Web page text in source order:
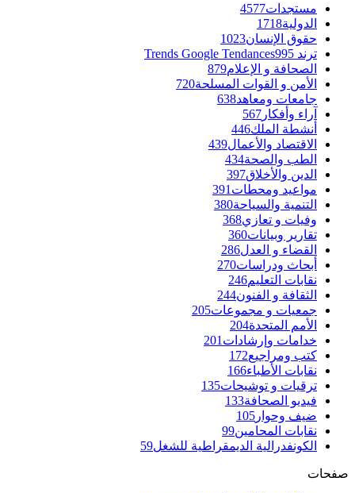
مستجدات4577
الدولية1718
حقوق الإنسان1023
ترند Trends Google Tendances 995
الصحافة و الإعلام879
الأمن و القوات المسلحة720
جامعات ومعاهد638
آراء وأفكار 567
أنشطة الملك446
الاقتصاد والأعمال439
الطب والصحة434
الدين والأخلاق397
مواعيد ومحطات 391
التنمية والسياحة380
وفيات و تعازي368
تقارير وبيانات360
القضاء و العدل286
أبحاث ودراسات270
نقابات التعليم246
الثقافة و الفنون244
جمعيات و مجموعات205
الأمم المتحدة204
خدامات وإرشادات 201
كتب ومراجيع172
نقابات الأطباء166
ترقيات و توشيحات135
فيديو الصحافة133
ضيف وحوار 105
نقابات المحامين99
الكونفدرالية الديمقراطية للشغل59
صفحات